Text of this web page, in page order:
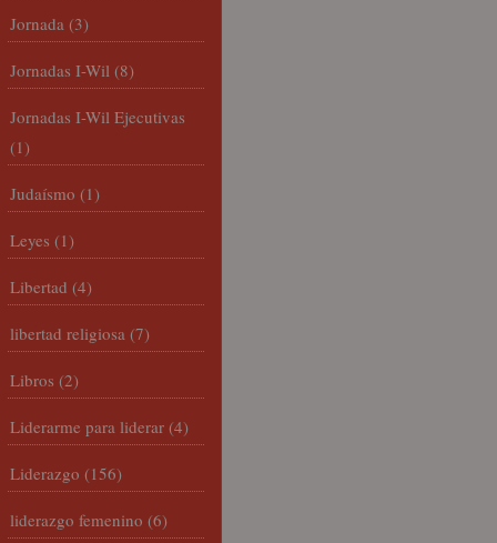
Jornada (3)
Jornadas I-Wil (8)
Jornadas I-Wil Ejecutivas
(1)
Judaísmo (1)
Leyes (1)
Libertad (4)
libertad religiosa (7)
Libros (2)
Liderarme para liderar (4)
Liderazgo (156)
liderazgo femenino (6)